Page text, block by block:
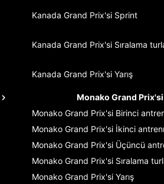
Kanada Grand Prix'si Sprint
Kanada Grand Prix'si Sıralama
Kanada Grand Prix'si Yarış
Monako Grand Prix'si
Monako Grand Prix'si Birinci
Monako Grand Prix'si İkinci
Monako Grand Prix'si Üçüncü
Monako Grand Prix'si Sıralama
Monako Grand Prix'si Yarış